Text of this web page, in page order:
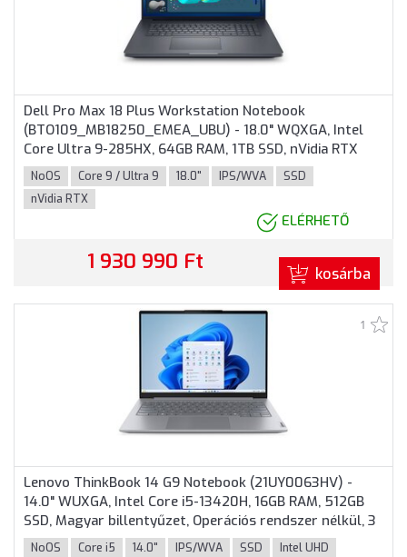
Dell Pro Max 18 Plus Workstation Notebook
(BTO109_MB18250_EMEA_UBU) - 18.0" WQXGA, Intel
Core Ultra 9-285HX, 64GB RAM, 1TB SSD, nVidia RTX
PRO 3000 Blackwell 12GB, Magyar billentyűzet,
Operációs rendszer nélkül, 3 év garancia, Grafitszürke
színben
NoOS Core 9 / Ultra 9 18.0" IPS/WVA
SSD
nVidia RTX
ELÉRHETŐ
1 930 990 Ft kosárba
1
Lenovo ThinkBook 14 G9 Notebook (21UY0063HV) -
14.0" WUXGA, Intel Core i5-13420H, 16GB RAM, 512GB
SSD, Magyar billentyűzet, Operációs rendszer nélkül, 3
év garancia, Szürke színben
NoOS Core i5 14.0" IPS/WVA SSD Intel UHD